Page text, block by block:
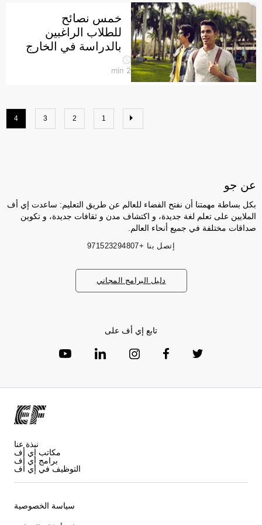
خمس نصائح
للطلاب الراغبين
بالدراسة في الخارج
2
min
1
2
3
4
عن جو
بكل بساطة مهمتنا أن نفتح الفضاء للعالم عن طريق التعليم: ساعدت إي أف
الملايين على تعلم لغة جديدة، و اكتشاف مدن و ثقافات جديدة، و تكوين
صداقات مختلفة في جميع أنحاء العالم.
إتصل بنا +971523294807
دليل البرامج المجاني
تابع إي أف على
نبذة عنا
مكاتب إي أف
برامج إي أف
التوظيف في إي أف
سياسة الخصوصية